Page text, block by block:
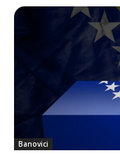
Banovici